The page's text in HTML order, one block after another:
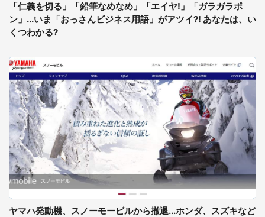
「仁義を切る」「鉛筆なめなめ」「エイヤ!」「ガラガラポ
ン」...いま「おっさんビジネス用語」がアツイ?! あなたは、い
くつわかる?
ヤマハ発動機、スノーモービルから撤退...ホンダ、スズキなど